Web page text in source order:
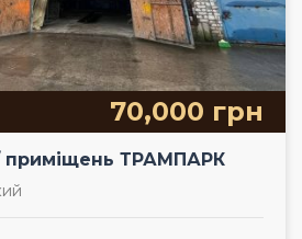
70,000 грн
приміщень ТРАМПАРК